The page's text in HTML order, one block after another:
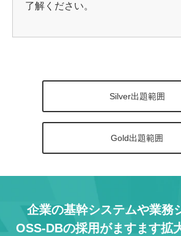
了解ください。
Silver出題範囲
Gold出題範囲
企業の基幹システムや業務
OSS-DBの採用がますます拡